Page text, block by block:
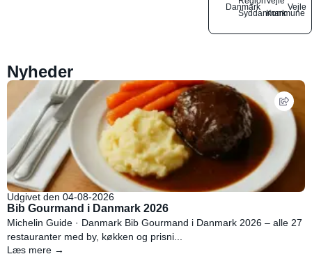
Danmark
SyddanmarkKommune
Vejle
Nyheder
Udgivet den 04-08-2026
Bib Gourmand i Danmark 2026
Michelin Guide · Danmark Bib Gourmand i Danmark 2026 – alle 27
restauranter med by, køkken og prisni...
Læs mere →